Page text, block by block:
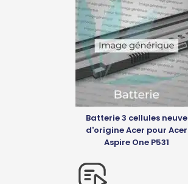
Batterie 3 cellules neuve
d'origine Acer pour Acer
Aspire One P531